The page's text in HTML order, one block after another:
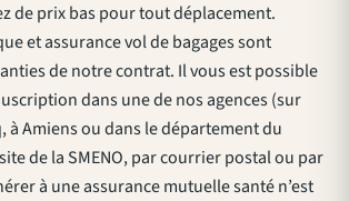
de prix bas pour tout déplacement.
et assurance vol de bagages sont
de notre contrat. Il vous est possible
dans une de nos agences (sur
à Amiens ou dans le département du
de la SMENO, par courrier postal ou par
à une assurance mutuelle santé n’est